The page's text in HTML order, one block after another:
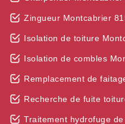
Zingueur Montcabrier
Isolation de toiture
Isolation de combles
Remplacement de
Recherche de fuite
Traitement hydrofuge